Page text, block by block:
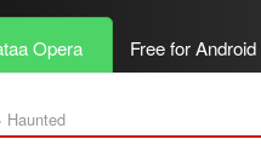
Opera Free for Android
Haunted‎